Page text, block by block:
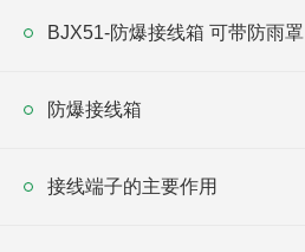
BJX51-防爆接线箱 可带防雨罩
防爆接线箱
接线端子的主要作用